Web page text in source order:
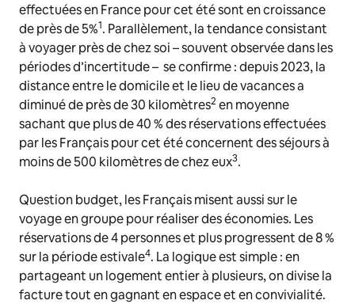
effectuées en France pour cet été sont en croissance
de près de 5%1. Parallèlement, la tendance consistant
à voyager près de chez soi – souvent observée dans les
périodes d’incertitude – se confirme : depuis 2023, la
distance entre le domicile et le lieu de vacances a
diminué de près de 30 kilomètres2 en moyenne
sachant que plus de 40 % des réservations effectuées
par les Français pour cet été concernent des séjours à
moins de 500 kilomètres de chez eux3.
Question budget, les Français misent aussi sur le
voyage en groupe pour réaliser des économies. Les
réservations de 4 personnes et plus progressent de 8 %
sur la période estivale4. La logique est simple : en
partageant un logement entier à plusieurs, on divise la
facture tout en gagnant en espace et en convivialité.